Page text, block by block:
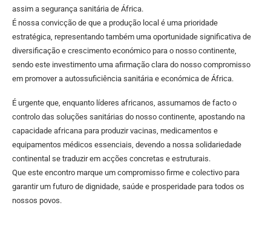
assim a segurança sanitária de África.
É nossa convicção de que a produção local é uma prioridade
estratégica, representando também uma oportunidade significativa de
diversificação e crescimento económico para o nosso continente,
sendo este investimento uma afirmação clara do nosso compromisso
em promover a autossuficiência sanitária e económica de África.
É urgente que, enquanto líderes africanos, assumamos de facto o
controlo das soluções sanitárias do nosso continente, apostando na
capacidade africana para produzir vacinas, medicamentos e
equipamentos médicos essenciais, devendo a nossa solidariedade
continental se traduzir em acções concretas e estruturais.
Que este encontro marque um compromisso firme e colectivo para
garantir um futuro de dignidade, saúde e prosperidade para todos os
nossos povos.